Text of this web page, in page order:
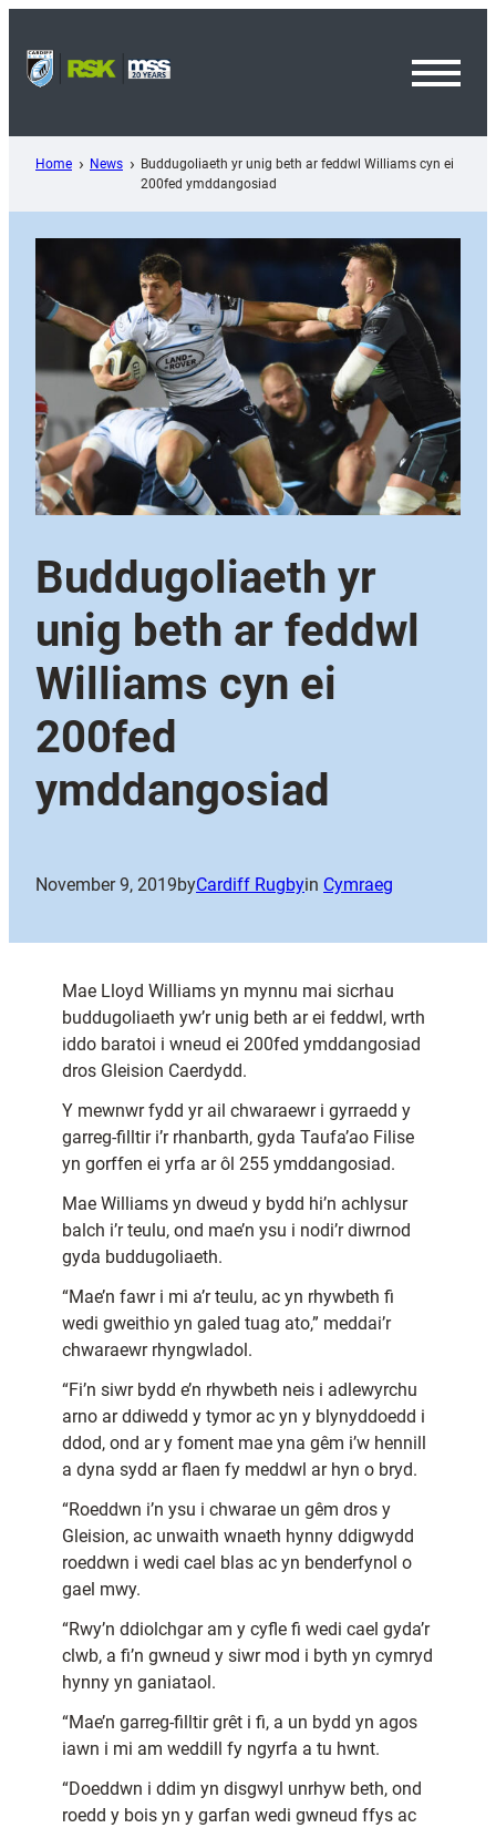
content
Home News
Buddugoliaeth yr unig beth ar feddwl Williams cyn ei
200fed ymddangosiad
Buddugoliaeth yr
unig beth ar feddwl
Williams cyn ei
200fed
ymddangosiad
November 9, 2019byCardiff Rugbyin Cymraeg
Mae Lloyd Williams yn mynnu mai sicrhau
buddugoliaeth yw’r unig beth ar ei feddwl, wrth
iddo baratoi i wneud ei 200fed ymddangosiad
dros Gleision Caerdydd.
Y mewnwr fydd yr ail chwaraewr i gyrraedd y
garreg-filltir i’r rhanbarth, gyda Taufa’ao Filise
yn gorffen ei yrfa ar ôl 255 ymddangosiad.
Mae Williams yn dweud y bydd hi’n achlysur
balch i’r teulu, ond mae’n ysu i nodi’r diwrnod
gyda buddugoliaeth.
“Mae’n fawr i mi a’r teulu, ac yn rhywbeth fi
wedi gweithio yn galed tuag ato,” meddai’r
chwaraewr rhyngwladol.
“Fi’n siwr bydd e’n rhywbeth neis i adlewyrchu
arno ar ddiwedd y tymor ac yn y blynyddoedd i
ddod, ond ar y foment mae yna gêm i’w hennill
a dyna sydd ar flaen fy meddwl ar hyn o bryd.
“Roeddwn i’n ysu i chwarae un gêm dros y
Gleision, ac unwaith wnaeth hynny ddigwydd
roeddwn i wedi cael blas ac yn benderfynol o
gael mwy.
“Rwy’n ddiolchgar am y cyfle fi wedi cael gyda’r
clwb, a fi’n gwneud y siwr mod i byth yn cymryd
hynny yn ganiataol.
“Mae’n garreg-filltir grêt i fi, a un bydd yn agos
iawn i mi am weddill fy ngyrfa a tu hwnt.
“Doeddwn i ddim yn disgwyl unrhyw beth, ond
roedd y bois yn y garfan wedi gwneud ffys ac